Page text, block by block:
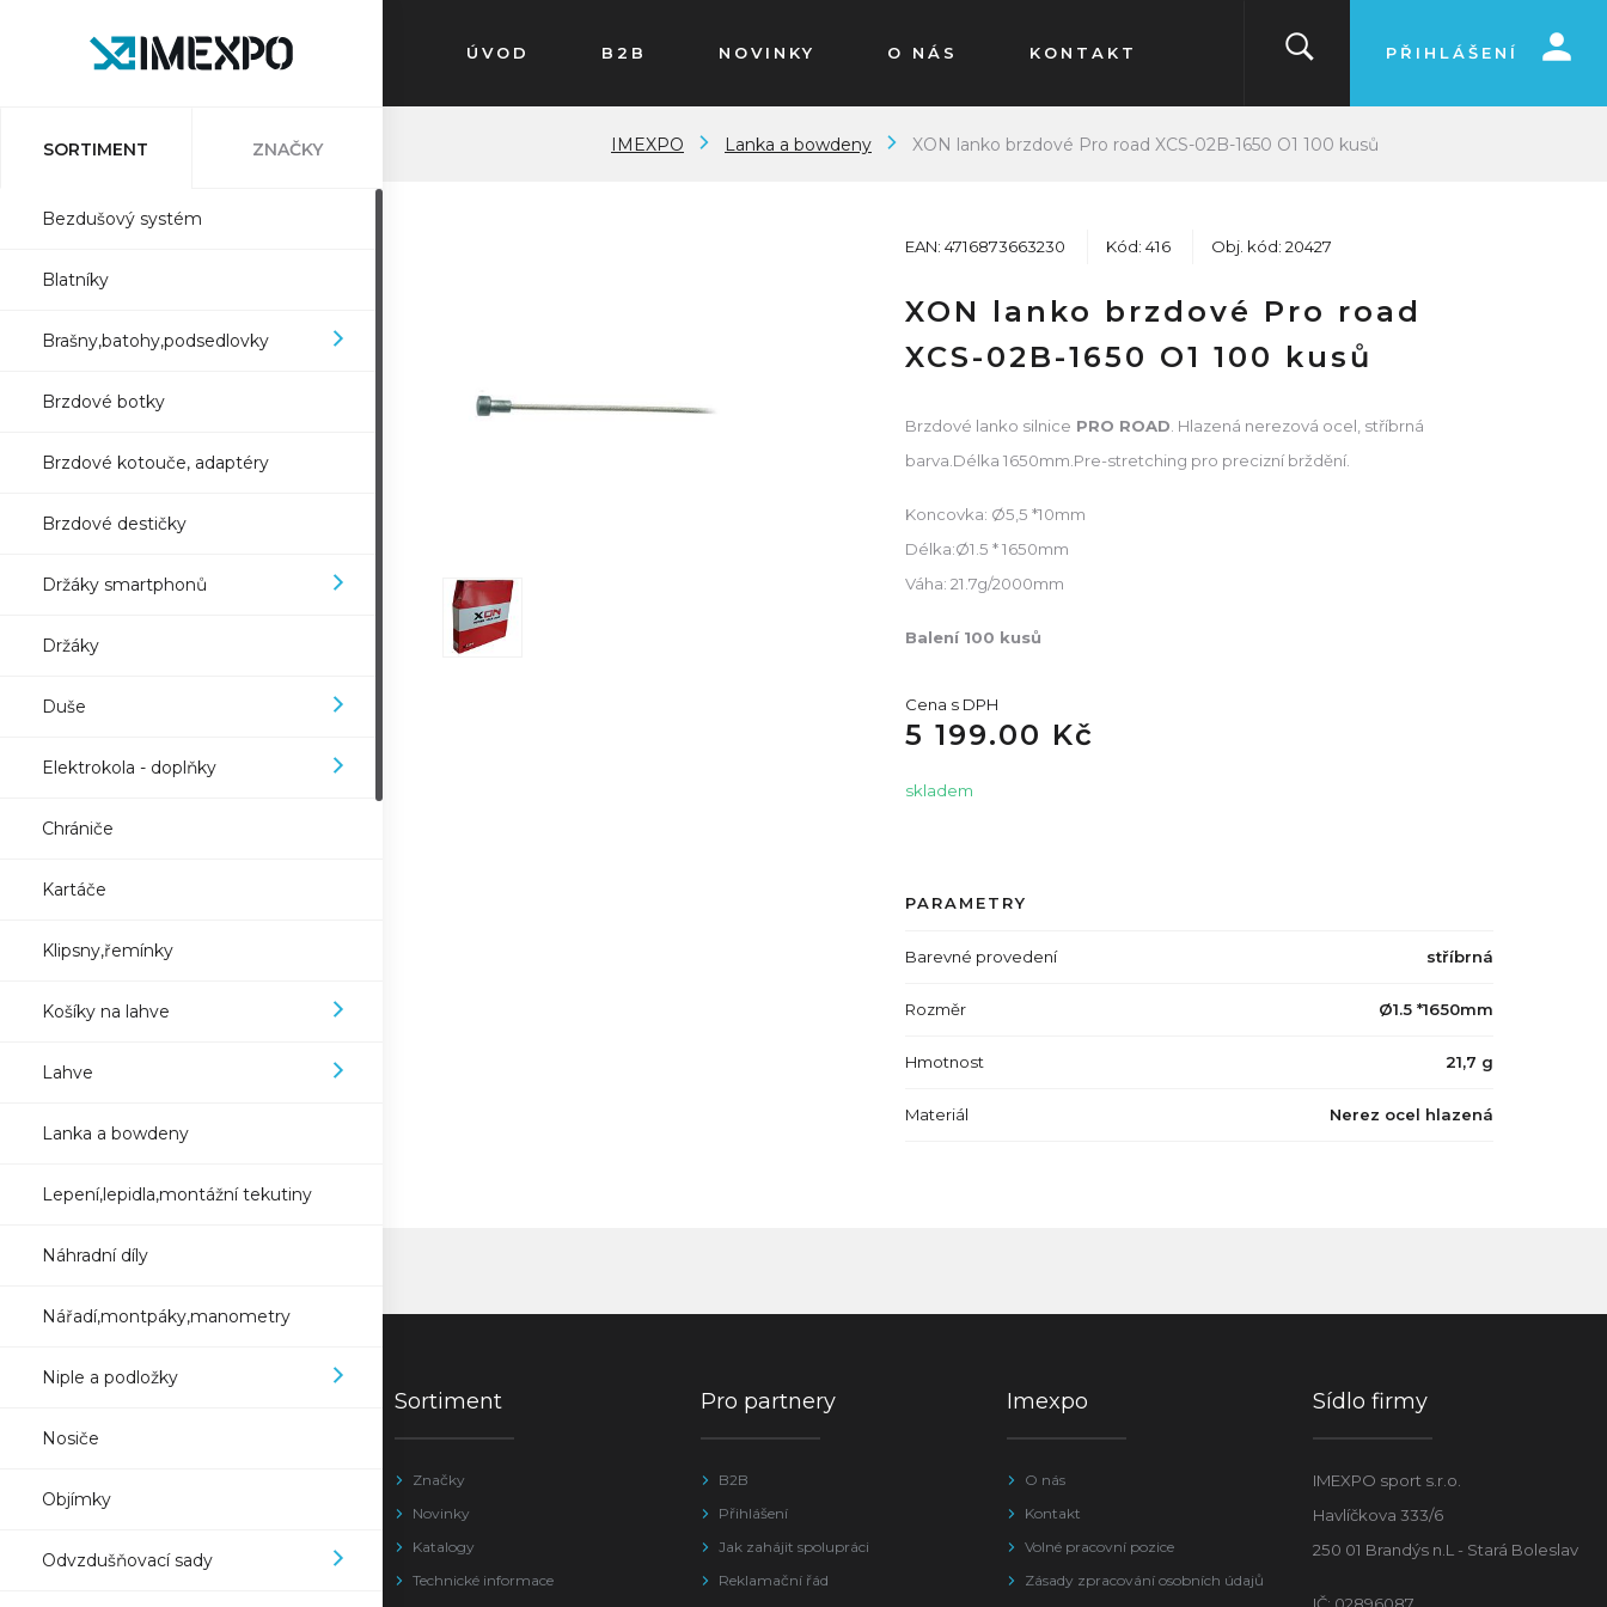
SORTIMENT ZNAČKY
Bezdušový systém
Blatníky
Brašny,batohy,podsedlovky
Brzdové botky
Brzdové kotouče, adaptéry
Brzdové destičky
Držáky smartphonů
Držáky
Duše
Elektrokola - doplňky
Chrániče
Kartáče
Klipsny,řemínky
Košíky na lahve
Lahve
Lanka a bowdeny
Lepení,lepidla,montážní tekutiny
Náhradní díly
Nářadí,montpáky,manometry
Niple a podložky
Nosiče
Objímky
Odvzdušňovací sady
ÚVOD B2B NOVINKY O NÁS KONTAKT PŘIHLÁŠENÍ
IMEXPO Lanka a bowdeny XON lanko brzdové Pro road XCS-02B-1650 O1 100 kusů
EAN: 4716873663230 Kód: 416 Obj. kód: 20427
XON lanko brzdové Pro road
XCS-02B-1650 O1 100 kusů
Brzdové lanko silnice PRO ROAD . Hlazená nerezová ocel, stříbrná
barva.Délka 1650mm.Pre-stretching pro precizní brždění.
Koncovka: Ø5,5 *10mm
Délka:Ø1.5 * 1650mm
Váha: 21.7g/2000mm
Balení 100 kusů
Cena s DPH
5 199.00 Kč
skladem
PARAMETRY
Barevné provedení stříbrná
Rozměr Ø1.5 *1650mm
Hmotnost 21,7 g
Materiál Nerez ocel hlazená
Sortiment
Značky
Novinky
Katalogy
Technické informace
Pro partnery
B2B
Přihlášení
Jak zahájit spolupráci
Reklamační řád
Imexpo
O nás
Kontakt
Volné pracovní pozice
Zásady zpracování osobních údajů
Sídlo firmy
IMEXPO sport s.r.o.
Havlíčkova 333/6
250 01 Brandýs n.L - Stará Boleslav